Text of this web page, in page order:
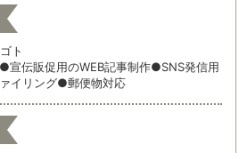
ト
宣伝販促用のWEB記事制作●SNS発信用
イリング●郵便物対応